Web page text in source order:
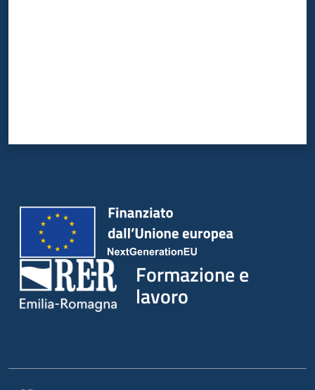
Formazione e
lavoro